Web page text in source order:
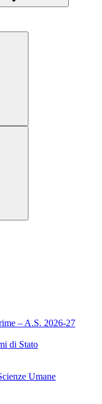
– A.S. 2026-27
di Stato
Umane